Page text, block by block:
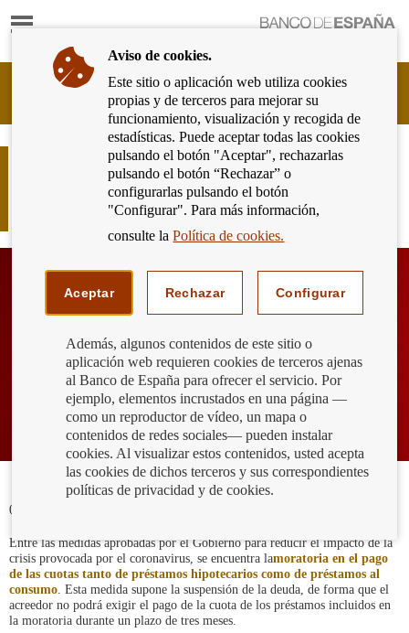
Mostrar
Ir
página
de
inicio
del
Banco
de
España
Cliente
Bancario
Banco
España
Eurosistema,
COVID 19: Medidas
complementarias a la moratoria de
préstamos
03/07/2020
Entre las medidas aprobadas por el Gobierno para reducir el impacto de la
crisis provocada por el coronavirus, se encuentra lamoratoria en el pago
de las cuotas tanto de préstamos hipotecarios como de préstamos al
consumo. Esta medida supone la suspensión de la deuda, de forma que el
acreedor no podrá exigir el pago de la cuota de los préstamos incluidos en
la moratoria durante un plazo de tres meses.
Aviso de cookies.
Este sitio o aplicación web utiliza cookies
propias y de terceros para mejorar su
funcionamiento, visualización y recogida de
estadísticas. Puede aceptar todas las cookies
pulsando el botón "Aceptar", rechazarlas
pulsando el botón “Rechazar” o
configurarlas pulsando el botón
"Configurar". Para más información,
consulte laPolítica de cookies.
Aceptar Rechazar Configurar
Además, algunos contenidos de este sitio o
aplicación web requieren cookies de terceros ajenas
al Banco de España para ofrecer el servicio. Por
ejemplo, elementos incrustados en una página —
como un reproductor de vídeo, un mapa o
contenidos de redes sociales— pueden instalar
cookies. Al visualizar estos contenidos, usted acepta
las cookies de dichos terceros y sus correspondientes
políticas de privacidad y de cookies.